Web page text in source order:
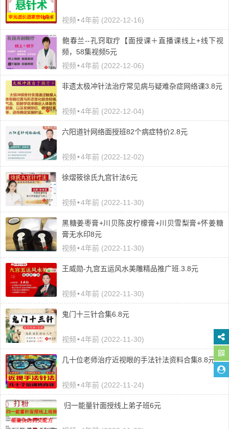
视频•4年前 (2022-12-16)
​鲍春兰--孔窍取疔【面授课＋直播课线上+线下视
频，58集视频5元
视频•4年前 (2022-12-06)
非遗太极冲针法治疗常见病与疑难杂症网络课3.8元
视频•4年前 (2022-12-04)
六阳道针网络面授班82个病症特价2.8元
视频•4年前 (2022-12-02)
徐熠筱徐氏九宫针法6元
视频•4年前 (2022-11-30)
黑糖姜枣膏+川贝陈皮柠檬膏+川贝雪梨膏+怀姜糖
膏无水印8元
视频•4年前 (2022-11-30)
王威勋-九宫五运风水美雕精品推广班.3.8元
视频•4年前 (2022-11-30)
鬼门十三针合集6.8元
视频•4年前 (2022-11-30)
几十位老师治疗近视眼的手法针法资料合集8.8元
视频•4年前 (2022-11-24)
归一能量针面授线上弟子班6元